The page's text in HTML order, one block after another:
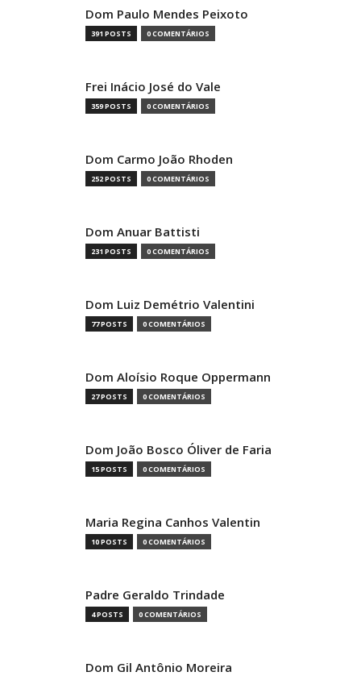
Dom Paulo Mendes Peixoto
391 POSTS 0 COMENTÁRIOS
Frei Inácio José do Vale
359 POSTS 0 COMENTÁRIOS
Dom Carmo João Rhoden
252 POSTS 0 COMENTÁRIOS
Dom Anuar Battisti
231 POSTS 0 COMENTÁRIOS
Dom Luiz Demétrio Valentini
77 POSTS 0 COMENTÁRIOS
Dom Aloísio Roque Oppermann
27 POSTS 0 COMENTÁRIOS
Dom João Bosco Óliver de Faria
15 POSTS 0 COMENTÁRIOS
Maria Regina Canhos Valentin
10 POSTS 0 COMENTÁRIOS
Padre Geraldo Trindade
4 POSTS 0 COMENTÁRIOS
Dom Gil Antônio Moreira